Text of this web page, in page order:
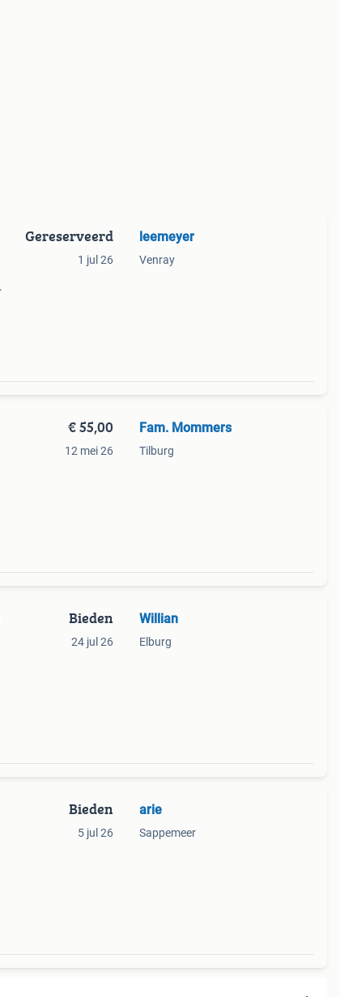
Gereserveerd
1 jul 26
leemeyer
Venray
€ 55,00
12 mei 26
Fam. Mommers
Tilburg
Bieden
24 jul 26
Willian
Elburg
Bieden
5 jul 26
arie
Sappemeer